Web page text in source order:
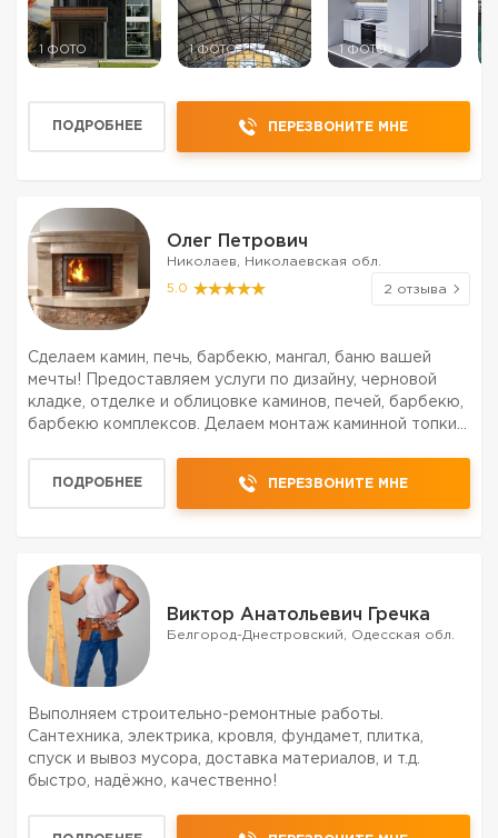
1 ФОТО 1 ФОТО 1 ФОТО
ПОДРОБНЕЕ ПЕРЕЗВОНИТЕ МНЕ
Олег Петрович
Николаев, Николаевская обл.
5.0 2 отзыва
Сделаем камин, печь, барбекю, мангал, баню вашей
мечты! Предоставляем услуги по дизайну, черновой
кладке, отделке и облицовке каминов, печей, барбекю,
барбекю комплексов. Делаем монтаж каминной топки и
че...
ПОДРОБНЕЕ ПЕРЕЗВОНИТЕ МНЕ
Виктор Анатольевич Гречка
Белгород-Днестровский, Одесская обл.
Выполняем строительно-ремонтные работы.
Сантехника, электрика, кровля, фундамет, плитка,
спуск и вывоз мусора, доставка материалов, и т.д.
быстро, надёжно, качественно!